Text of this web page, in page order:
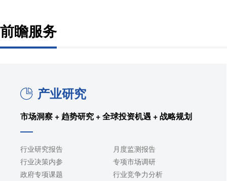
前瞻服务
产业研究
市场洞察 + 趋势研究 + 全球投资机遇 + 战略规划
行业研究报告
月度监测报告
行业决策内参
专项市场调研
政府专项课题
行业竞争力分析